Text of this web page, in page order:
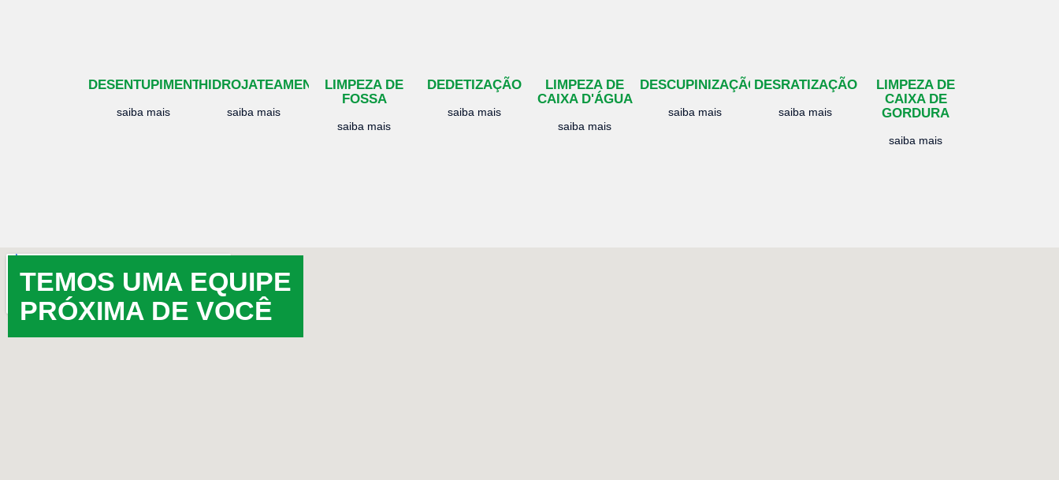
DESENTUPIMENTO
saiba mais
HIDROJATEAMENTO
saiba mais
LIMPEZA DE
FOSSA
saiba mais
DEDETIZAÇÃO
saiba mais
LIMPEZA DE
CAIXA D'ÁGUA
saiba mais
DESCUPINIZAÇÃO
saiba mais
DESRATIZAÇÃO
saiba mais
LIMPEZA DE
CAIXA DE
GORDURA
saiba mais
TEMOS UMA EQUIPE
PRÓXIMA DE VOCÊ